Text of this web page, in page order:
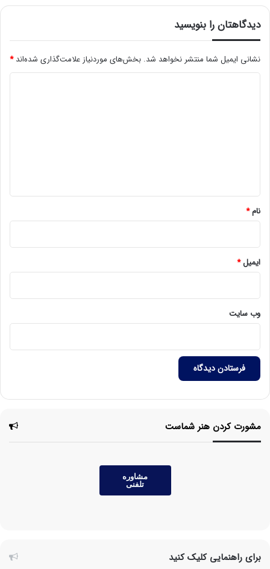
دیدگاهتان را بنویسید
نشانی ایمیل شما منتشر نخواهد شد. بخش‌های موردنیاز علامت‌گذاری شده‌اند*
نام*
ایمیل*
وب‌ سایت
مشورت کردن هنر شماست
مشاوره
تلفنی
برای راهنمایی کلیک کنید